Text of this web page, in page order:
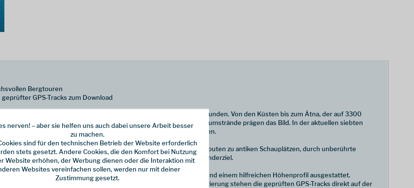
Bergtouren
GPS-Tracks zum Download
»Sizilien« ist der ideale Begleiter, um die facettenreiche Insel zu erkunden. Von den Küsten bis zum Ätna, der auf 3300
Vielfalt. Tiefe Schluchten, raue Karstlandschaften und Traumstrände prägen das Bild. In der aktuellen siebten
eine Auswahl von 65 sorgfältig zusammengestellten Wanderungen.
bis hin zu konditionell fordernden Bergtouren. Dabei führen die Routen zu antiken Schauplätzen, durch unberührte
Dank des milden Klimas ist Sizilien ganzjährig ein attraktives Wanderziel.
Wegbeschreibung, einem aussagekräftigen Wanderkärtchen und einem hilfreichen Höhenprofil ausgestattet.
am Wegesrand runden das Angebot ab. Für eine optimale Orientierung stehen die geprüften GPS-Tracks direkt auf der
nerven! – aber sie helfen uns auch dabei unsere Arbeit besser
zu machen.
sind für den technischen Betrieb der Website erforderlich
stets gesetzt. Andere Cookies, die den Komfort bei Nutzung
Website erhöhen, der Werbung dienen oder die Interaktion mit
Websites vereinfachen sollen, werden nur mit deiner
Zustimmung gesetzt.